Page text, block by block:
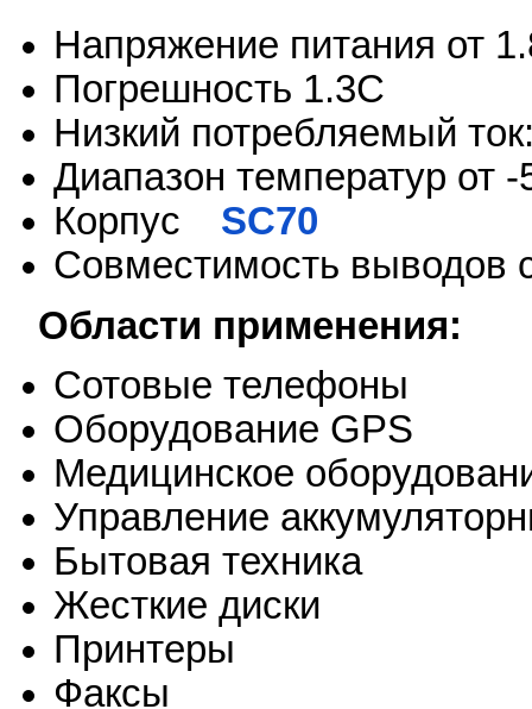
Напряжение питания от
Погрешность 1.3С
Низкий потребляемый
Диапазон температур от
Корпус
SC70
Совместимость выводов
Области применения:
Сотовые телефоны
Оборудование GPS
Медицинское
Управление
Бытовая техника
Жесткие диски
Принтеры
Факсы